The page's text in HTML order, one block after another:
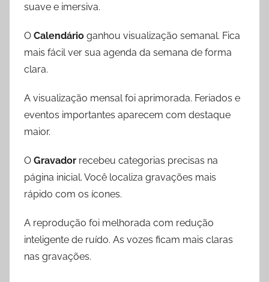
suave e imersiva.
O Calendário ganhou visualização semanal. Fica
mais fácil ver sua agenda da semana de forma
clara.
A visualização mensal foi aprimorada. Feriados e
eventos importantes aparecem com destaque
maior.
O Gravador recebeu categorias precisas na
página inicial. Você localiza gravações mais
rápido com os ícones.
A reprodução foi melhorada com redução
inteligente de ruído. As vozes ficam mais claras
nas gravações.